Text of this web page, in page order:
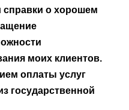
справки о хорошем
моих клиентов.
оплаты услуг
государственной